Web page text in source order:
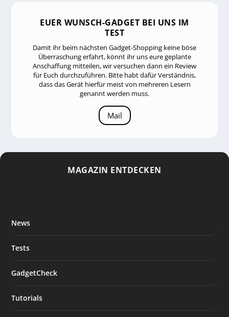
EUER WUNSCH-GADGET BEI UNS IM
TEST
Damit ihr beim nächsten Gadget-Shopping keine böse
Überraschung erfahrt, könnt ihr uns eure geplante
Anschaffung mitteilen, wir versuchen dann ein Review
für Euch durchzuführen. Bitte habt dafür Verständnis,
dass das Gerät hierfür meist von mehreren Lesern
genannt werden muss.
Mail
MAGAZIN ENTDECKEN
News
Tests
GadgetCheck
Tutorials